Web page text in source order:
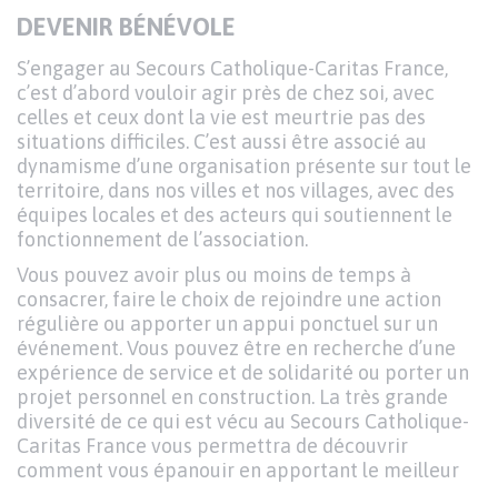
DU
PARAGRAPHE
Texte
DEVENIR BÉNÉVOLE
S’engager au Secours Catholique-Caritas France,
c’est d’abord vouloir agir près de chez soi, avec
celles et ceux dont la vie est meurtrie pas des
situations difficiles. C’est aussi être associé au
dynamisme d’une organisation présente sur tout le
territoire, dans nos villes et nos villages, avec des
équipes locales et des acteurs qui soutiennent le
fonctionnement de l’association.
Vous pouvez avoir plus ou moins de temps à
consacrer, faire le choix de rejoindre une action
régulière ou apporter un appui ponctuel sur un
événement. Vous pouvez être en recherche d’une
expérience de service et de solidarité ou porter un
projet personnel en construction. La très grande
diversité de ce qui est vécu au Secours Catholique-
Caritas France vous permettra de découvrir
comment vous épanouir en apportant le meilleur